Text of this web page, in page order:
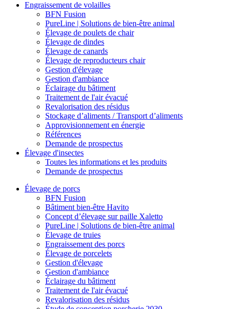
Engraissement de volailles
BFN Fusion
PureLine | Solutions de bien-être animal
Élevage de poulets de chair
Élevage de dindes
Élevage de canards
Élevage de reproducteurs chair
Gestion d'élevage
Gestion d'ambiance
Éclairage du bâtiment
Traitement de l'air évacué
Revalorisation des résidus
Stockage d’aliments / Transport d’aliments
Approvisionnement en énergie
Références
Demande de prospectus
Élevage d'insectes
Toutes les informations et les produits
Demande de prospectus
Élevage de porcs
BFN Fusion
Bâtiment bien-être Havito
Concept d’élevage sur paille Xaletto
PureLine | Solutions de bien-être animal
Élevage de truies
Engraissement des porcs
Élevage de porcelets
Gestion d'élevage
Gestion d'ambiance
Éclairage du bâtiment
Traitement de l'air évacué
Revalorisation des résidus